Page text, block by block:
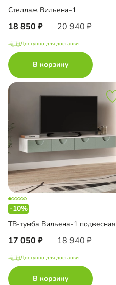
Стеллаж Вильена-1
18 850 20 940
Доступно для доставки
В корзину
-10%
ТВ-тумба Вильена-1 подвесная
17 050 18 940
Доступно для доставки
В корзину